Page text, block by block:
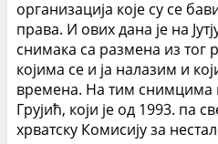
организација које су се
права. И ових дана је на
снимака са размена из тог
којима се и ја налазим и
времена. На тим снимцима
Грујић, који је од 1993. па
хрватску Комисију за